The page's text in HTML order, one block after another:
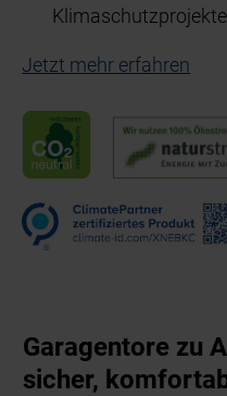
Jetzt mehr erfahren
Garagentore zu
sicher,